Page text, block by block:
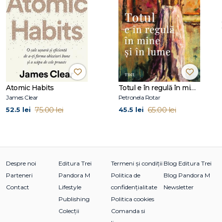
rămas timp de 80 de săptămâni. De asemenea, este
vorbitor TEDx și fondatorul ONG-ului Yes, I can, care
organizează seminarii și ateliere în școli despre abilitățile de
viață și importanța valorilor morale. Scrie articole pentru
Lifo.gr, unul dintre cele mai vizitate site-uri de știri din Grecia.
Atomic Habits
James Clear
52.5 lei 75.00 lei
Totul e în regulă în mine și în lume
Petronela Rotar
45.5 lei 65.00 lei
Despre noi
Parteneri
Contact
Editura Trei
Pandora M
Lifestyle
Publishing
Colecții
Termeni și condiții
Politica de
confidențialitate
Politica cookies
Comanda si
Blog Editura Trei
Blog Pandora M
Newsletter